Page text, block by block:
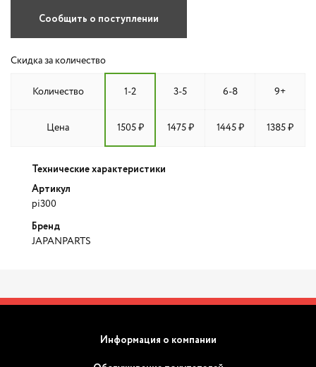
Сообщить о поступлении
Скидка за количество
Количество 1-2 3-5 6-8 9+
Цена 1505 ₽ 1475 ₽ 1445 ₽ 1385 ₽
Технические характеристики
Артикул
pi300
Бренд
JAPANPARTS
Информация о компании